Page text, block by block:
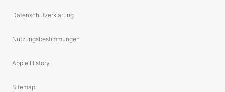
Datenschutzerklärung
Nutzungsbestimmungen
Apple History
Sitemap